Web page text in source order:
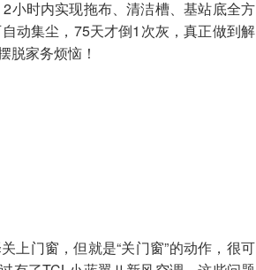
时内实现拖布、清洁槽、基站底全方
动集尘，75天才倒1次灰，真正做到解
脱家务烦恼！
上门窗，但就是“关门窗”的动作，很可